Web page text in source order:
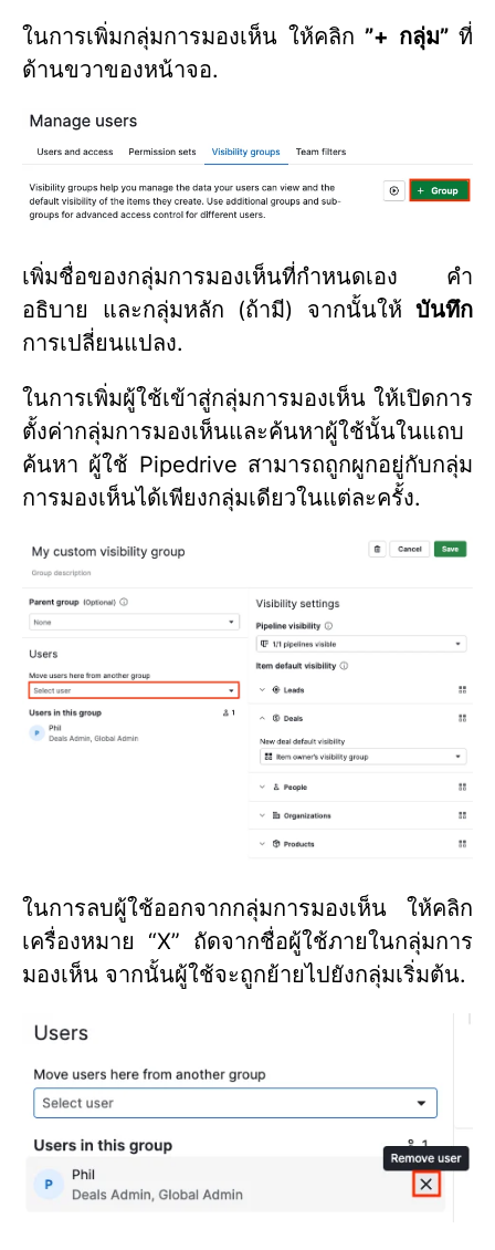
ในการเพิ่มกลุ่มการมองเห็น ให้คลิก ”+ กลุ่ม”ที่
ด้านขวาของหน้าจอ.
เพิ่มชื่อของกลุ่มการมองเห็นที่กำหนดเอง คำ
อธิบาย และกลุ่มหลัก (ถ้ามี) จากนั้นให้ บันทึก
การเปลี่ยนแปลง.
ในการเพิ่มผู้ใช้เข้าสู่กลุ่มการมองเห็น ให้เปิดการ
ตั้งค่ากลุ่มการมองเห็นและค้นหาผู้ใช้นั้นในแถบ
ค้นหา ผู้ใช้ Pipedrive สามารถถูกผูกอยู่กับกลุ่ม
การมองเห็นได้เพียงกลุ่มเดียวในแต่ละครั้ง.
ในการลบผู้ใช้ออกจากกลุ่มการมองเห็น ให้คลิก
เครื่องหมาย “X” ถัดจากชื่อผู้ใช้ภายในกลุ่มการ
มองเห็น จากนั้นผู้ใช้จะถูกย้ายไปยังกลุ่มเริ่มต้น.